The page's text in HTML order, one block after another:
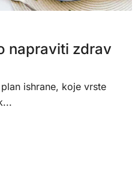
napraviti zdrav
ishrane, koje vrste